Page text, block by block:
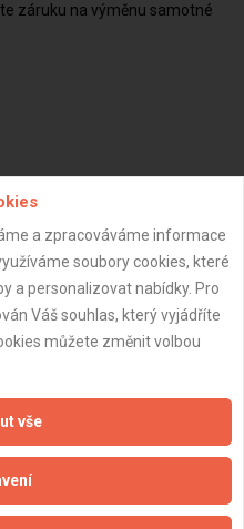
záruku na výměnu samotné
zákazníky
kauce dle aktuáoního
a zpracováváme informace
soubory cookies, které
a personalizovat nabídky. Pro
Váš souhlas, který vyjádříte
můžete změnit volbou
vše